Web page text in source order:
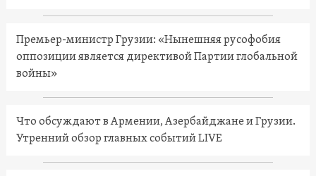
Премьер-министр Грузии: «Нынешняя русофобия
оппозиции является директивой Партии глобальной
войны»
Что обсуждают в Армении, Азербайджане и Грузии.
Утренний обзор главных событий LIVE